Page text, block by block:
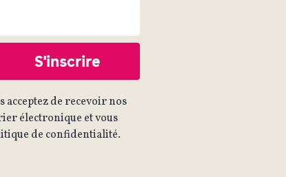
acceptez de recevoir nos
électronique et vous
de confidentialité.